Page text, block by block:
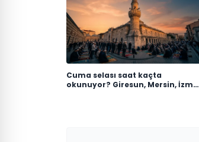
Cuma selası saat kaçta
okunuyor? Giresun, Mersin, İzmir,